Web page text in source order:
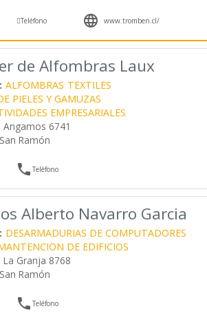
Teléfono  www.tromben.cl/
de Alfombras Laux
ALFOMBRAS TEXTILES
PIELES Y GAMUZAS
EMPRESARIALES
Angamos 6741
San Ramón
Teléfono
Alberto Navarro Garcia
DESARMADURIAS DE COMPUTADORES
DE EDIFICIOS
La Granja 8768
San Ramón
Teléfono